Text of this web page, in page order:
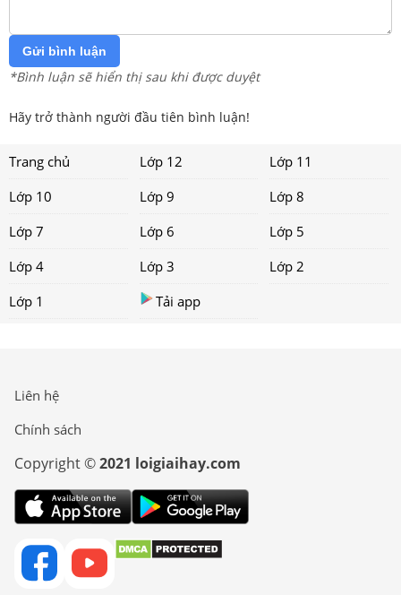
Gửi bình luận
*Bình luận sẽ hiển thị sau khi được duyệt
Hãy trở thành người đầu tiên bình luận!
Trang chủ Lớp 12
Lớp 11
Lớp 10
Lớp 9
Lớp 8
Lớp 7
Lớp 6
Lớp 5
Lớp 4
Lớp 3
Lớp 2
Lớp 1
Tải app
Liên hệ
Chính sách
Copyright ©2021 loigiaihay.com